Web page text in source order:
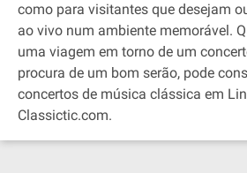
como para visitantes que desejam
ao vivo num ambiente memorável.
uma viagem em torno de um
procura de um bom serão, pode
concertos de música clássica em
Classictic.com.